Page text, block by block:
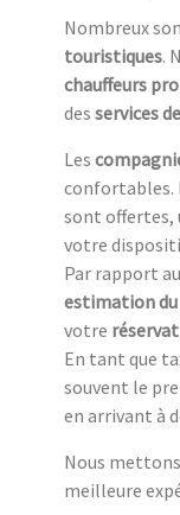
Nombreux
touristiques.
chauffeurs
des services
Les
confortables.
sont offertes,
votre
Par rapport au
estimation
votre
En tant que
souvent le
en arrivant à
Nous
meilleure